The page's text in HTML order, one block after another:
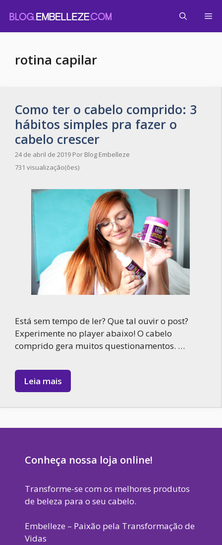
para
o
rotina capilar
Como ter o cabelo comprido: 3
hábitos simples pra fazer o
cabelo crescer
24 de abril de 2019 Por Blog Embelleze
731 visualização(ões)
Está sem tempo de ler? Que tal ouvir o post?
Experimente no player abaixo! O cabelo
comprido gera muitos questionamentos. …
Leia mais
Conheça nossa loja online!
Transforme-se com os melhores produtos
de beleza para o seu cabelo.
Embelleze – Paixão pela Transformação de
Vidas